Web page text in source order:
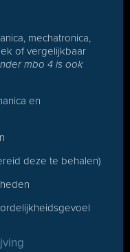
mechatronica,
of vergelijkbaar
mbo 4 is ook
en
deze te behalen)